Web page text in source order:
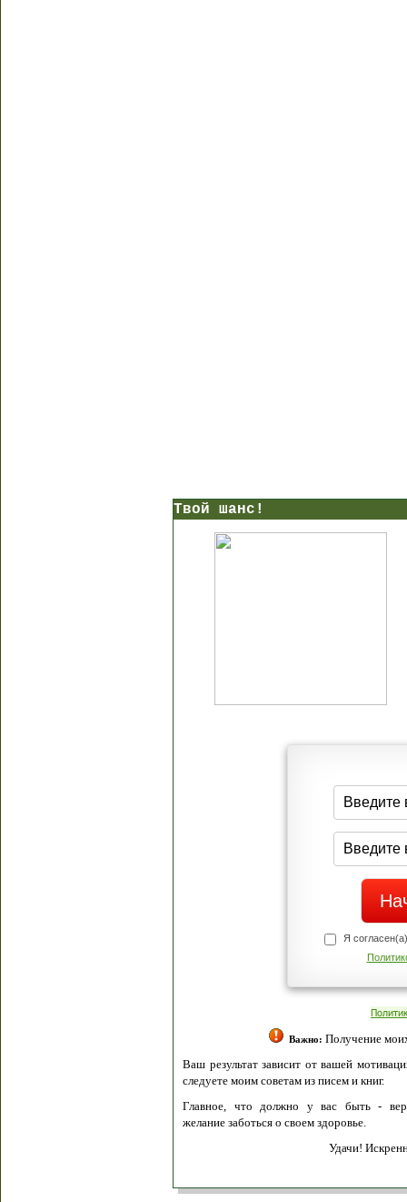
Твой шанс!
Я
Важно: Получение
Ваш результат зависит от вашей
следуете моим советам из писем и книг.
Главное, что должно у вас быть -
желание заботься о своем здоровье.
Удачи!